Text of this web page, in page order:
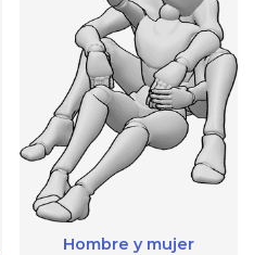
Hombre y mujer